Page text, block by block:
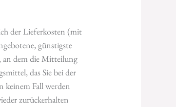
der Lieferkosten (mit
günstigste
an dem die Mitteilung
das Sie bei der
keinem Fall werden
zurückerhalten